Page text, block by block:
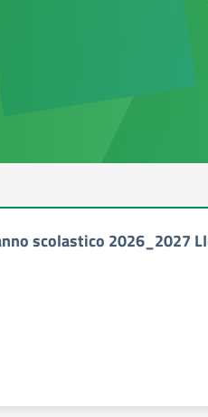
scolastico 2026_2027